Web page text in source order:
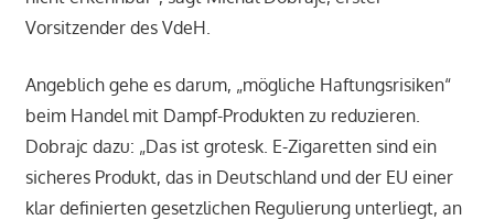
Vorsitzender des VdeH.
Angeblich gehe es darum, „mögliche Haftungsrisiken“
beim Handel mit Dampf-Produkten zu reduzieren.
Dobrajc dazu: „Das ist grotesk. E-Zigaretten sind ein
sicheres Produkt, das in Deutschland und der EU einer
klar definierten gesetzlichen Regulierung unterliegt, an